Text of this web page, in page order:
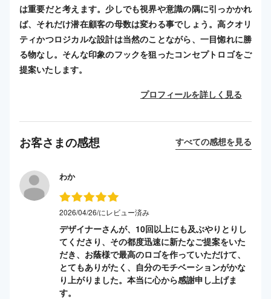
は重要だと考えます。少しでも視界や意識の隅に引っかかれ
ば、それだけ潜在顧客の母数は変わる事でしょう。高クオリ
ティかつロジカルな設計は当然のことながら、一目惚れに勝
る物なし。そんな印象のフックを狙ったコンセプトロゴをご
提案いたします。
プロフィールを詳しく見る
お客さまの感想 すべての感想を見る
わか
2026/04/26/にレビュー済み
デザイナーさんが、10回以上にも及ぶやりとりし
てくださり、その都度迅速に新たなご提案をいた
だき、お蔭様で最高のロゴを作っていただけて、
とてもありがたく、自分のモチベーションがかな
り上がりました。本当に心から感謝申し上げま
す。